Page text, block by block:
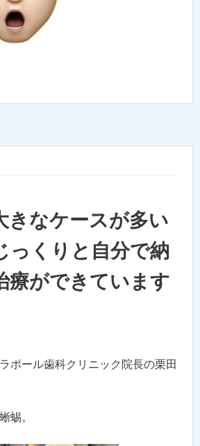
きなケースが多い
っくりと自分で納
療ができています
ポール歯科クリニック院長の栗田
蜴。